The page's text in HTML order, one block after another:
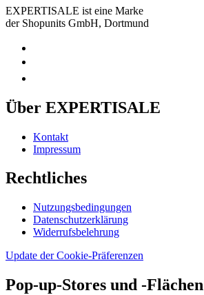
EXPERTISALE ist eine Marke
der Shopunits GmbH, Dortmund
Über EXPERTISALE
Kontakt
Impressum
Rechtliches
Nutzungsbedingungen
Datenschutzerklärung
Widerrufsbelehrung
Update der Cookie-Präferenzen
Pop-up-Stores und -Flächen